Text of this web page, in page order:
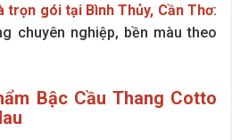
trọn gói tại Bình Thủy, Cần Thơ:
chuyên nghiệp, bền màu theo
Bậc Cầu Thang Cotto